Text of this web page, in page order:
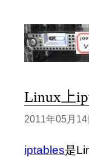
Linux上
2011年05月
iptables是